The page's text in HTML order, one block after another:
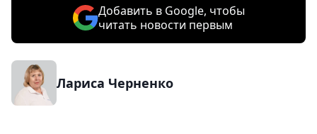
Добавить в Google, чтобы
читать новости первым
Лариса Черненко